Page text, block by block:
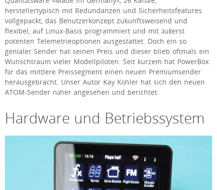
herstellertypisch mit Redundanzen und Sicherheitsfeatures
vollgepackt, das Benutzerkonzept zukunftsweisend und
flexibel, auf Linux-Basis programmiert und mit äußerst
potenten Telemetrieoptionen ausgestattet. Doch ein so
genialer Sender hat seinen Preis und dieser blieb oftmals ein
Wunschtraum vieler Modellpiloten. Seit kurzem hat PowerBox
für das mittlere Preissegment einen neuen Premiumsender
herausgebracht. Unser Autor Kay Köhler hat sich den neuen
ATOM-Sender näher angesehen und berichtet.
Hardware und Betriebssystem